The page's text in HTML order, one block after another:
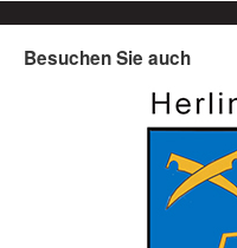
Besuchen Sie auch